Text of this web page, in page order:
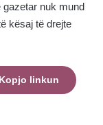
gazetar nuk mund
kësaj të drejte
Kopjo linkun